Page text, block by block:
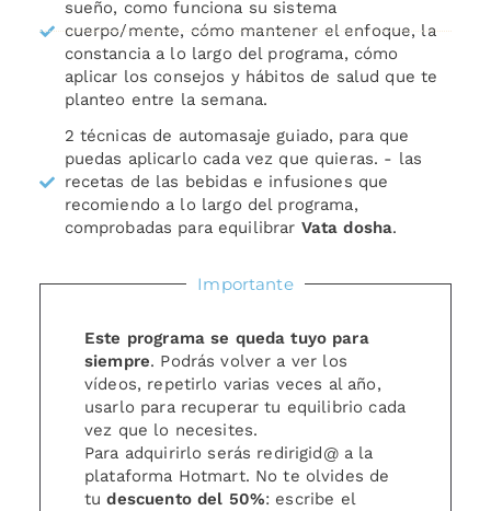
sueño, como funciona su sistema
cuerpo/mente, cómo mantener el enfoque, la
constancia a lo largo del programa, cómo
aplicar los consejos y hábitos de salud que te
planteo entre la semana.
2 técnicas de automasaje guiado, para que
puedas aplicarlo cada vez que quieras. - las
recetas de las bebidas e infusiones que
recomiendo a lo largo del programa,
comprobadas para equilibrar Vata dosha.
Importante
Este programa se queda tuyo para
siempre. Podrás volver a ver los
vídeos, repetirlo varias veces al año,
usarlo para recuperar tu equilibrio cada
vez que lo necesites.
Para adquirirlo serás redirigid@ a la
plataforma Hotmart. No te olvides de
tudescuento del 50%: escribe el